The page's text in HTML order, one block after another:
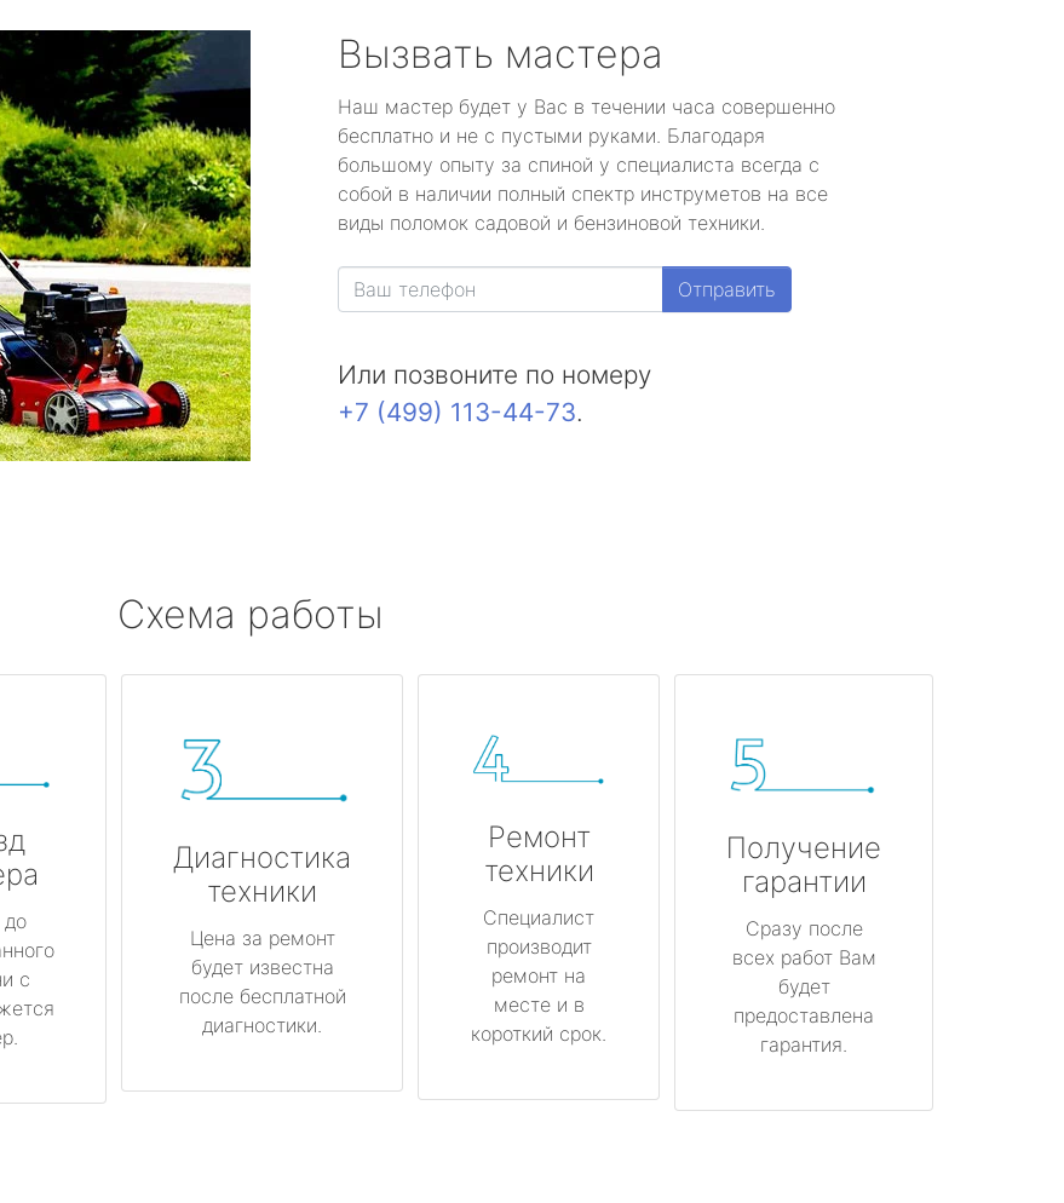
Вызвать мастера
Наш мастер будет у Вас в течении часа совершенно
бесплатно и не с пустыми руками. Благодаря
большому опыту за спиной у специалиста всегда с
собой в наличии полный спектр инструметов на все
виды поломок садовой и бензиновой техники.
Отправить
Или позвоните по номеру
+7 (499) 113-44-73.
Схема работы
с
Диагностика
техники
Цена за ремонт
будет известна
после бесплатной
диагностики.
Ремонт
техники
Специалист
производит
ремонт на
месте и в
короткий срок.
Получение
гарантии
Сразу после
всех работ Вам
будет
предоставлена
гарантия.